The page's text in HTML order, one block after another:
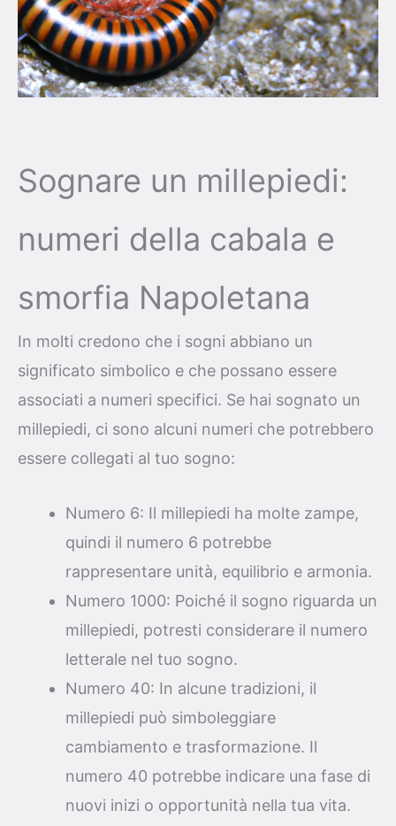
Sognare un millepiedi:
numeri della cabala e
smorfia Napoletana
In molti credono che i sogni abbiano un
significato simbolico e che possano essere
associati a numeri specifici. Se hai sognato un
millepiedi, ci sono alcuni numeri che potrebbero
essere collegati al tuo sogno:
Numero 6: Il millepiedi ha molte zampe,
quindi il numero 6 potrebbe
rappresentare unità, equilibrio e armonia.
Numero 1000: Poiché il sogno riguarda un
millepiedi, potresti considerare il numero
letterale nel tuo sogno.
Numero 40: In alcune tradizioni, il
millepiedi può simboleggiare
cambiamento e trasformazione. Il
numero 40 potrebbe indicare una fase di
nuovi inizi o opportunità nella tua vita.